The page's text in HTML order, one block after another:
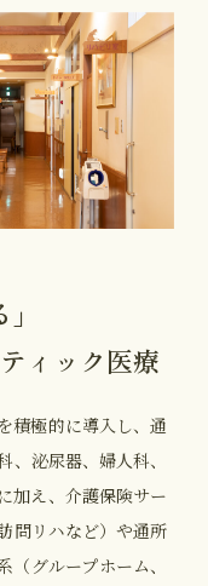
ィック医療
積極的に導入し、通
泌尿器、婦人科、
加え、介護保険サー
問リハなど）や通所
グループホーム、